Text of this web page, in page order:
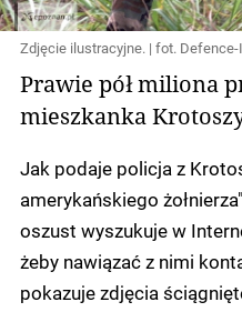
Zdjęcie ilustracyjne. | fot.
Prawie pół miliona
mieszkanka
Jak podaje policja z
amerykańskiego
oszust wyszukuje w
żeby nawiązać z nimi
pokazuje zdjęcia